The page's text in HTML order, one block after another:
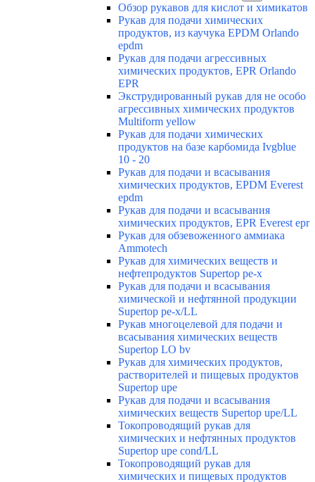
Обзор рукавов для кислот и химикатов
Рукав для подачи химических
продуктов, из каучука EPDM Orlando
epdm
Рукав для подачи агрессивных
химических продуктов, EPR Orlando
EPR
Экструдированный рукав для не особо
агрессивных химических продуктов
Multiform yellow
Рукав для подачи химических
продуктов на базе карбомида Ivgblue
10 - 20
Рукав для подачи и всасывания
химических продуктов, EPDM Everest
epdm
Рукав для подачи и всасывания
химических продуктов, EPR Everest epr
Рукав для обзевоженного аммиака
Ammotech
Рукав для химических веществ и
нефтепродуктов Supertop pe-x
Рукав для подачи и всасывания
химической и нефтянной продукции
Supertop pe-x/LL
Рукав многоцелевой для подачи и
всасывания химических веществ
Supertop LO bv
Рукав для химических продуктов,
растворителей и пищевых продуктов
Supertop upe
Рукав для подачи и всасывания
химических веществ Supertop upe/LL
Токопроводящий рукав для
химических и нефтянных продуктов
Supertop upe cond/LL
Токопроводящий рукав для
химических и пищевых продуктов